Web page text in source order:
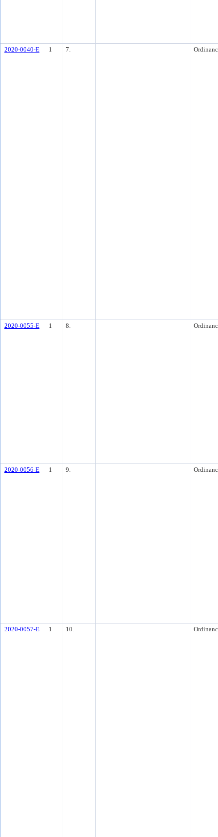
2020-0040-E 1 7.
2020-0055-E 1 8.
2020-0056-E 1 9.
2020-0057-E 1 10.